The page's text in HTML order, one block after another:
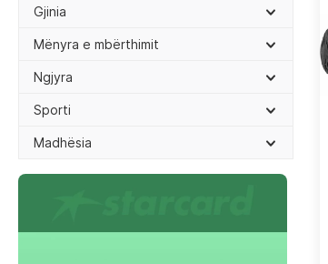
Gjinia
Mënyra e mbërthimit
Ngjyra
Sporti
Madhësia